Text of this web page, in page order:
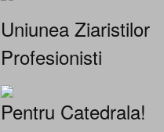
Uniunea Ziaristilor
Profesionisti
Pentru Catedrala!